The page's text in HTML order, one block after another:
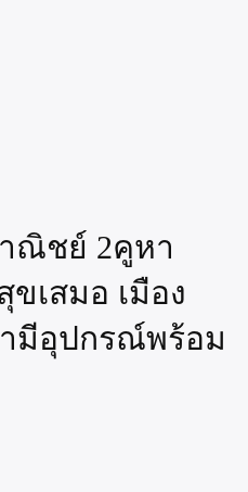
ณิชย์ 2คูหา
เสมอ เมือง
มีอุปกรณ์พร้อม